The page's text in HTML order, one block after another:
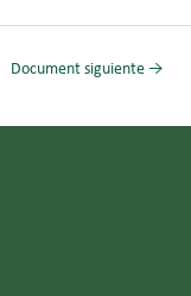
Document siguiente →